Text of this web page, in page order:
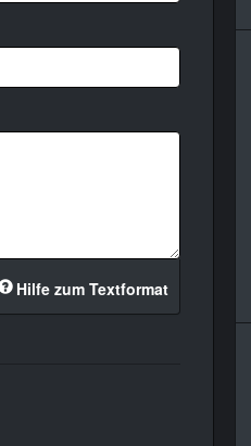
Hilfe zum Textformat